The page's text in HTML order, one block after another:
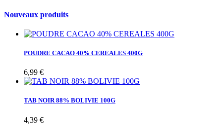
Nouveaux produits
POUDRE CACAO 40% CEREALES 400G
6,99 €
TAB NOIR 88% BOLIVIE 100G
4,39 €